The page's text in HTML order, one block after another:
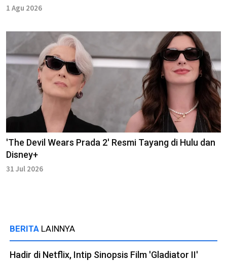
1 Agu 2026
'The Devil Wears Prada 2' Resmi Tayang di Hulu dan
Disney+
31 Jul 2026
BERITA LAINNYA
Hadir di Netflix, Intip Sinopsis Film 'Gladiator II'